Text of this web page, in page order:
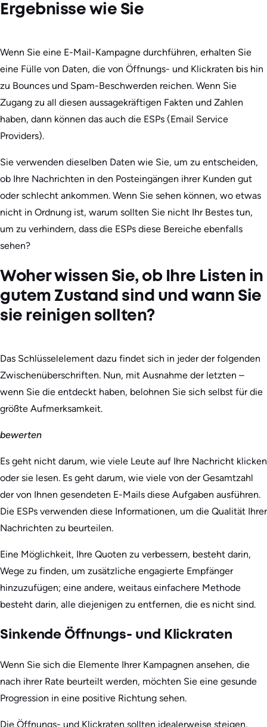
Ergebnisse wie Sie
Wenn Sie eine E-Mail-Kampagne durchführen, erhalten Sie
eine Fülle von Daten, die von Öffnungs- und Klickraten bis hin
zu Bounces und Spam-Beschwerden reichen. Wenn Sie
Zugang zu all diesen aussagekräftigen Fakten und Zahlen
haben, dann können das auch die ESPs (Email Service
Providers).
Sie verwenden dieselben Daten wie Sie, um zu entscheiden,
ob Ihre Nachrichten in den Posteingängen ihrer Kunden gut
oder schlecht ankommen. Wenn Sie sehen können, wo etwas
nicht in Ordnung ist, warum sollten Sie nicht Ihr Bestes tun,
um zu verhindern, dass die ESPs diese Bereiche ebenfalls
sehen?
Woher wissen Sie, ob Ihre Listen in
gutem Zustand sind und wann Sie
sie reinigen sollten?
Das Schlüsselelement dazu findet sich in jeder der folgenden
Zwischenüberschriften. Nun, mit Ausnahme der letzten –
wenn Sie die entdeckt haben, belohnen Sie sich selbst für die
größte Aufmerksamkeit.
bewerten
Es geht nicht darum, wie viele Leute auf Ihre Nachricht klicken
oder sie lesen. Es geht darum, wie viele von der Gesamtzahl
der von Ihnen gesendeten E-Mails diese Aufgaben ausführen.
Die ESPs verwenden diese Informationen, um die Qualität Ihrer
Nachrichten zu beurteilen.
Eine Möglichkeit, Ihre Quoten zu verbessern, besteht darin,
Wege zu finden, um zusätzliche engagierte Empfänger
hinzuzufügen; eine andere, weitaus einfachere Methode
besteht darin, alle diejenigen zu entfernen, die es nicht sind.
Sinkende Öffnungs- und Klickraten
Wenn Sie sich die Elemente Ihrer Kampagnen ansehen, die
nach ihrer Rate beurteilt werden, möchten Sie eine gesunde
Progression in eine positive Richtung sehen.
Die Öffnungs- und Klickraten sollten idealerweise steigen,